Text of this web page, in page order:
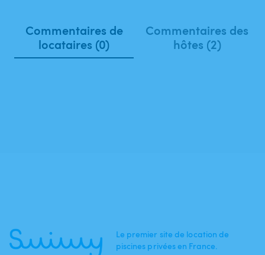
Commentaires de
locataires (0)
Commentaires des
hôtes (2)
Le premier site de location de
piscines privées en France.